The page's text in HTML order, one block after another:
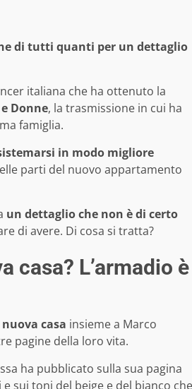
di tutti quanti per un dettaglio
italiana che ha ottenuto la
Donne, la trasmissione in cui ha
famiglia.
in modo migliore
parti del nuovo appartamento
un dettaglio che non è di certo
di avere. Di cosa si tratta?
casa? L’armadio è
casa insieme a Marco
pagine della loro vita.
ha pubblicato sulla sua pagina
sui toni del beige e del bianco che